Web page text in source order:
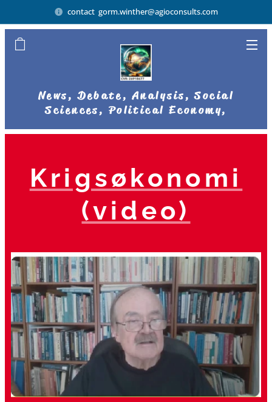
contact gorm.winther@agioconsults.com
News, Debate, Analysis, Social
Sciences, Political Economy,
Krigsøkonomi
(video)